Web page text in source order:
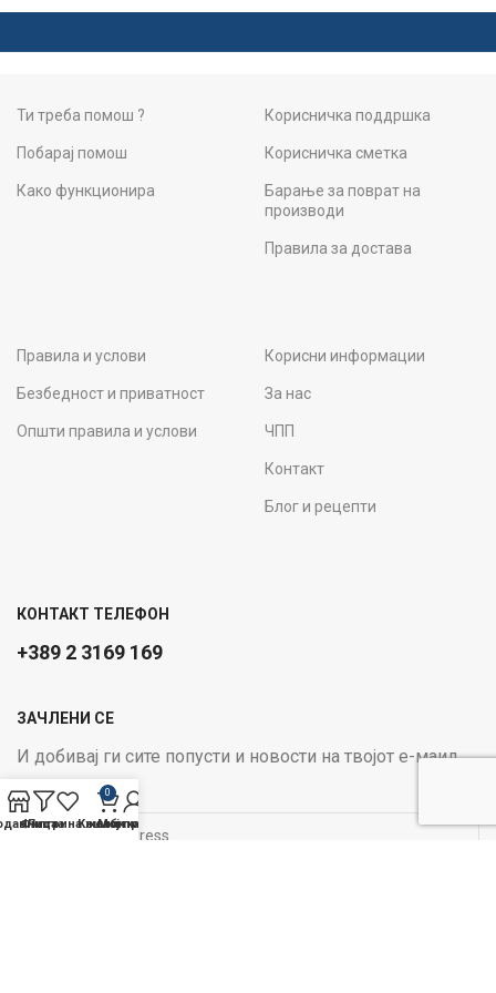
Ти треба помош ?
Побарај помош
Како функционира
Корисничка поддршка
Корисничка сметка
Барање за поврат на
производи
Правила за достава
Правила и услови
Безбедност и приватност
Општи правила и услови
Корисни информации
За нас
ЧПП
Контакт
Блог и рецепти
КОНТАКТ ТЕЛЕФОН
+389 2 3169 169
ЗАЧЛЕНИ СЕ
И добивај ги сите попусти и новости на твојот е-маил
Email address:
Филтри
Листа на желби
0
Кошничка
Мој профил